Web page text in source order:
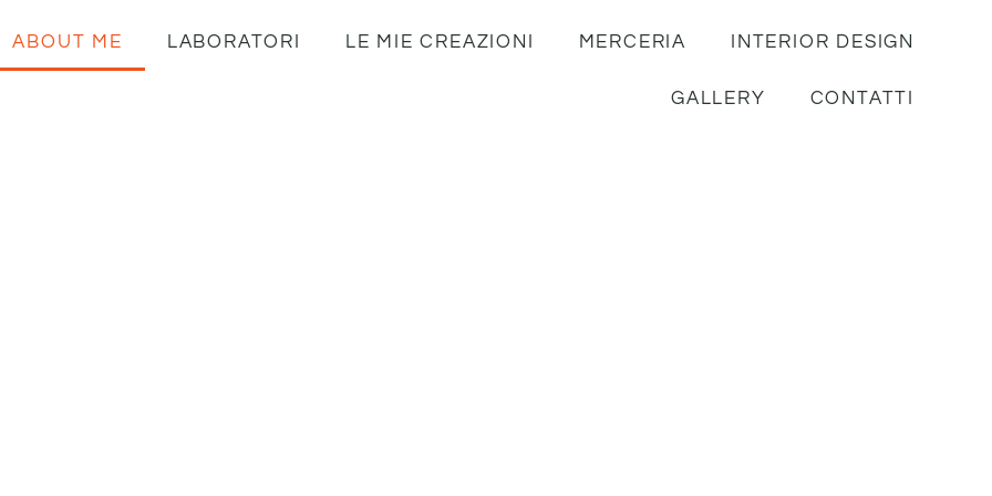
ABOUT ME LABORATORI LE MIE CREAZIONI MERCERIA INTERIOR DESIGN
GALLERY CONTATTI